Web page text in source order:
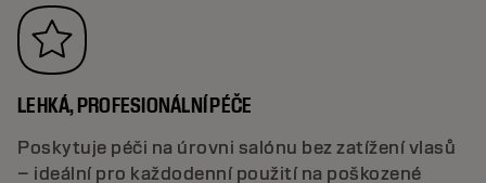
LEHKÁ, PROFESIONÁLNÍ PÉČE
Poskytuje péči na úrovni salónu bez zatížení vlasů
– ideální pro každodenní použití na poškozené